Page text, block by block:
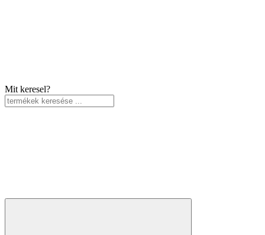
Mit keresel?